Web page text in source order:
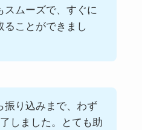
スムーズで、すぐに
ることができまし
振り込みまで、わず
しました。とても助